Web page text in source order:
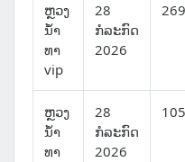
ຫຼວງ
ນໍ້າ
ທາ
vip
28
ກໍລະກົດ
2026
ຫຼວງ
ນໍ້າ
ທາ
28
ກໍລະກົດ
2026